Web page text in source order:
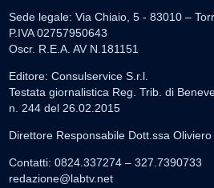
Sede legale: Via Chiaio, 5 - 83010 –
P.IVA 02757950643
Oscr. R.E.A. AV N.181151
Editore: Consulservice S.r.l.
Testata giornalistica Reg. Trib. di
n. 244 del 26.02.2015
Direttore Responsabile Dott.ssa Oliviero
Contatti: 0824.337274 – 327.7390733
redazione@labtv.net